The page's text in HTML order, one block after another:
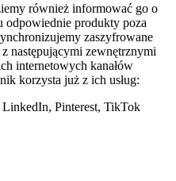
również informować go o
odpowiednie produkty poza
zaszyfrowane
następującymi zewnętrznymi
internetowych kanałów
korzysta już z ich usług:
Pinterest, TikTok